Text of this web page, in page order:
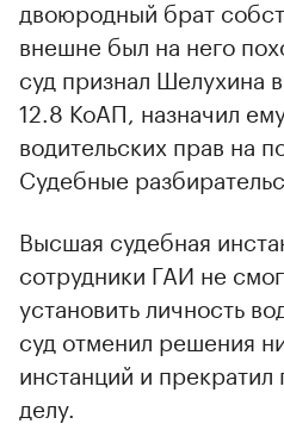
двоюродный брат
внешне был на него
суд признал Шелухина
12.8 КоАП, назначил
водительских прав на
Судебные
Высшая судебная
сотрудники ГАИ не
установить личность
суд отменил решения
инстанций и прекратил
делу.